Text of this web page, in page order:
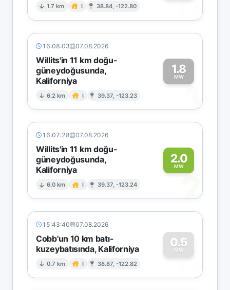
1.7 km I 38.84, -122.80 0
16:08:03 07.08.2026
Willits'in 11 km doğu-
güneydoğusunda,
Kaliforniya
6.2 km I 39.37, -123.23
1.8
MW
1
16:07:28 07.08.2026
Willits'in 11 km doğu-
güneydoğusunda,
Kaliforniya
6.0 km I 39.37, -123.24
2.0
MW
2
15:43:40 07.08.2026
Cobb'un 10 km batı-
kuzeybatısında, Kaliforniya
0.7 km I 38.87, -122.82
0.5
MW
0